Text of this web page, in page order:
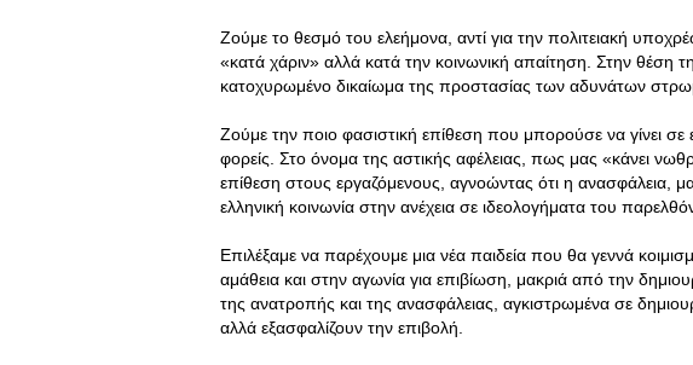
Ζούμε το θεσμό του ελεήμονα, αντί για την πολιτειακή
«κατά χάριν» αλλά κατά την κοινωνική απαίτηση. Στην θέση
κατοχυρωμένο δικαίωμα της προστασίας των αδυνάτων
Ζούμε την ποιο φασιστική επίθεση που μπορούσε να γίνει σε
φορείς. Στο όνομα της αστικής αφέλειας, πως μας «κάνει
επίθεση στους εργαζόμενους, αγνοώντας ότι η ανασφάλεια,
ελληνική κοινωνία στην ανέχεια σε ιδεολογήματα του
Επιλέξαμε να παρέχουμε μια νέα παιδεία που θα γεννά
αμάθεια και στην αγωνία για επιβίωση, μακριά από την
της ανατροπής και της ανασφάλειας, αγκιστρωμένα σε
αλλά εξασφαλίζουν την επιβολή.